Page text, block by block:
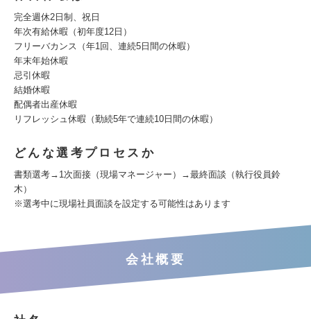
完全週休2日制、祝日
年次有給休暇（初年度12日）
フリーバカンス（年1回、連続5日間の休暇）
年末年始休暇
忌引休暇
結婚休暇
配偶者出産休暇
リフレッシュ休暇（勤続5年で連続10日間の休暇）
どんな選考プロセスか
書類選考→1次面接（現場マネージャー）→最終面談（執行役員鈴
木）
※選考中に現場社員面談を設定する可能性はあります
会社概要